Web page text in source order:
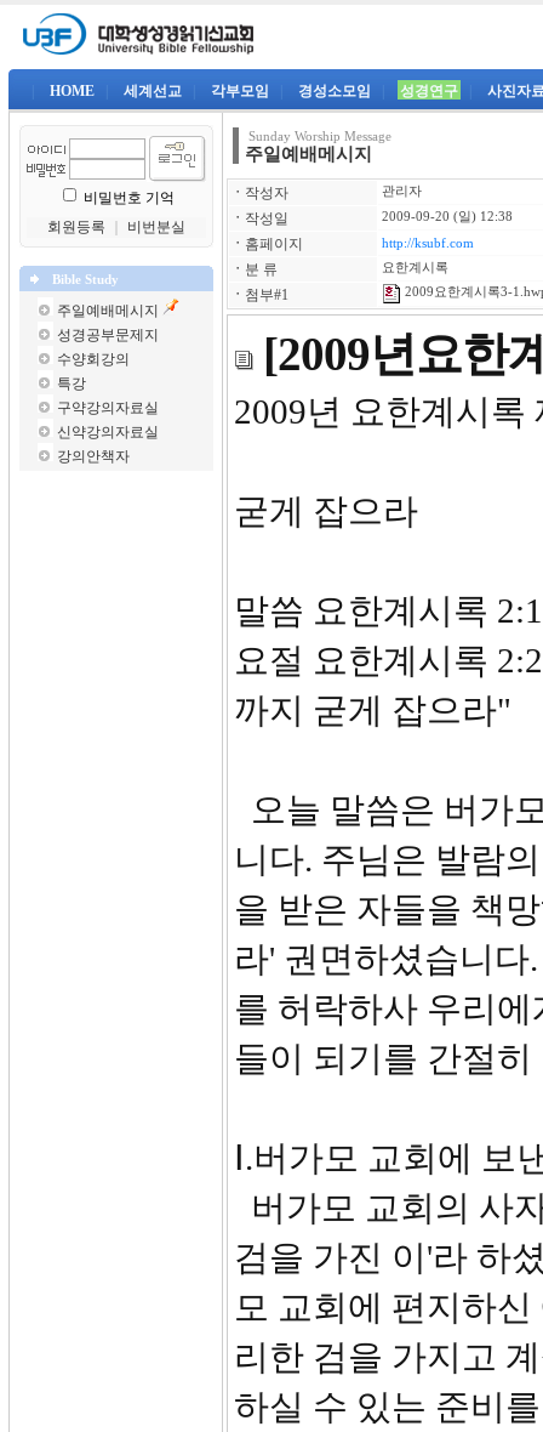
HOME 세계선교 각부모임 경성소모임 성경연구 사진자
비밀번호 기억
회원등록
비번분실
Bible Study
주일예배메시지
성경공부문제지
수양회강의
특강
구약강의자료실
신약강의자료실
강의안책자
Sunday Worship Message
주일예배메시지
ㆍ 작성자 관리자
ㆍ 작성일 2009-09-20 (일) 12:38
ㆍ 홈페이지 http://ksubf.com
ㆍ 분 류 요한계시록
ㆍ 첨부#1 2009요한계시록3-
[2009년요한
2009년 요한계시록
굳게 잡으라
말씀 요한계시록
요절 요한계시록
까지 굳게 잡으라"
오늘 말씀은 버가
니다. 주님은 발람
을 받은 자들을 책
라' 권면하셨습니다
를 허락하사 우리
들이 되기를 간절
Ⅰ.버가모 교회에 보
버가모 교회의 사
검을 가진 이'라 하
모 교회에 편지하
리한 검을 가지고
하실 수 있는 준비